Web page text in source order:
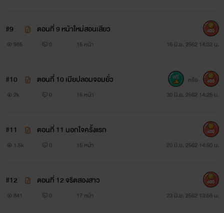
#9 ตอนที่ 9 หน้าใหม่สอนเสียว
985 0 15 หน้า 16 มิ.ย. 2562 14:32 น.
400
#10 ตอนที่ 10 เมียปลอมจอมยั่ว
2k 0 15 หน้า 30 มิ.ย. 2562 14:25 น.
หรือ 400
#11 ตอนที่ 11 นอกใจครั้งแรก
1.5k 0 15 หน้า 20 มิ.ย. 2562 14:50 น.
400
#12 ตอนที่ 12 จริตสองสาว
841 0 17 หน้า 23 มิ.ย. 2562 13:58 น.
400